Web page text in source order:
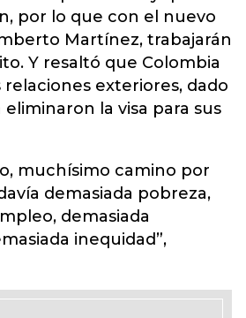
por lo que con el nuevo
Martínez, trabajarán
Y resaltó que Colombia
relaciones exteriores, dado
eliminaron la visa para sus
muchísimo camino por
demasiada pobreza,
demasiada
inequidad”,